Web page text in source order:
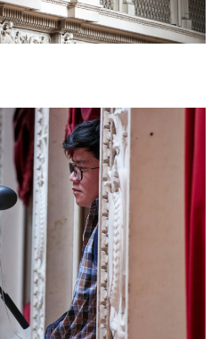
(si d’application) et les
diplômes obtenus ou les
postal, numéro de téléphone,
pour chaque tour avec les
réserve le droit d’utiliser
pour la diffusion aux
appartiennent à
l’Art, asbl ».